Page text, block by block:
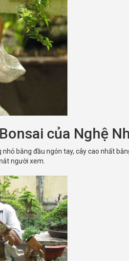
của Nghệ
bằng đầu ngón tay, cây cao nhất
người xem.